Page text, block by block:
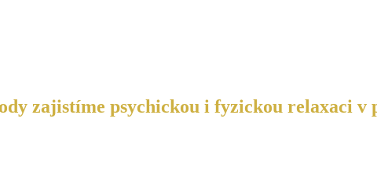
zajistíme psychickou i fyzickou relaxaci